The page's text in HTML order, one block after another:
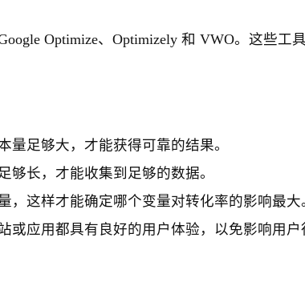
Optimize、Optimizely 和 VWO。这些工
量足够大，才能获得可靠的结果。
够长，才能收集到足够的数据。
，这样才能确定哪个变量对转化率的影响最大
或应用都具有良好的用户体验，以免影响用户